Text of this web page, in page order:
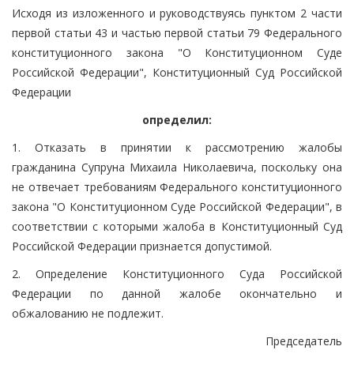
Исходя из изложенного и руководствуясь пунктом 2 части
первой статьи 43 и частью первой статьи 79 Федерального
конституционного закона "О Конституционном Суде
Российской Федерации", Конституционный Суд Российской
Федерации
определил:
1. Отказать в принятии к рассмотрению жалобы
гражданина Супруна Михаила Николаевича, поскольку она
не отвечает требованиям Федерального конституционного
закона "О Конституционном Суде Российской Федерации", в
соответствии с которыми жалоба в Конституционный Суд
Российской Федерации признается допустимой.
2. Определение Конституционного Суда Российской
Федерации по данной жалобе окончательно и
обжалованию не подлежит.
Председатель